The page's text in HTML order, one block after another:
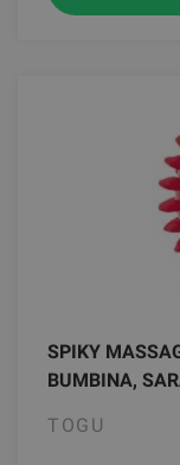
SPIKY
BUMBINA,
TOGU